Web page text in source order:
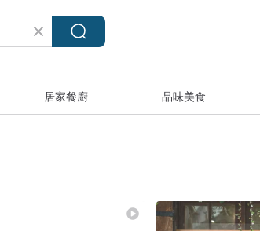
居家餐廚 品味美食